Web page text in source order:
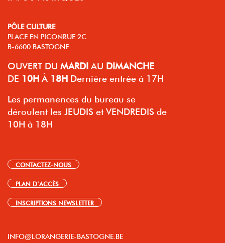
PÔLE CULTURE
PLACE EN PICONRUE 2C
B-6600 BASTOGNE
OUVERT DU MARDI AU DIMANCHE
DE 10H À 18H Dernière entrée à 17H
Les permanences du bureau se
déroulent les JEUDIS et VENDREDIS de
10H à 18H
CONTACTEZ-NOUS
PLAN D’ACCÈS
INSCRIPTIONS NEWSLETTER
INFO@LORANGERIE-BASTOGNE.BE